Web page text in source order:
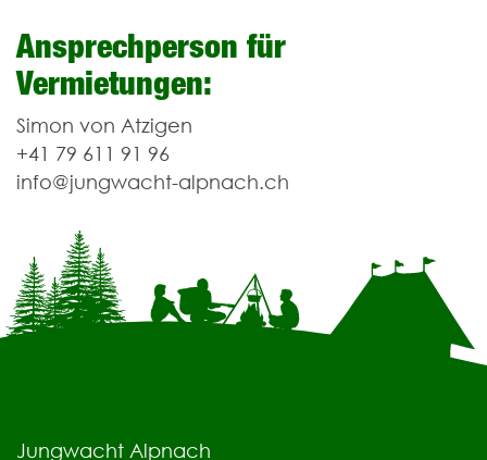
Ansprechperson für
Vermietungen:
Simon von Atzigen
+41 79 611 91 96
info@jungwacht-alpnach.ch
Jungwacht Alpnach